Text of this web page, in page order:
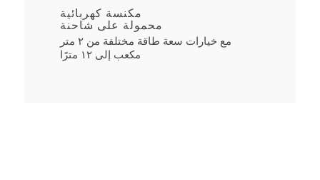
مكنسة كهربائية
محمولة على شاحنة
مع خيارات سعة طاقة مختلفة من ٢ متر
مكعب إلى ١٢ مترًا